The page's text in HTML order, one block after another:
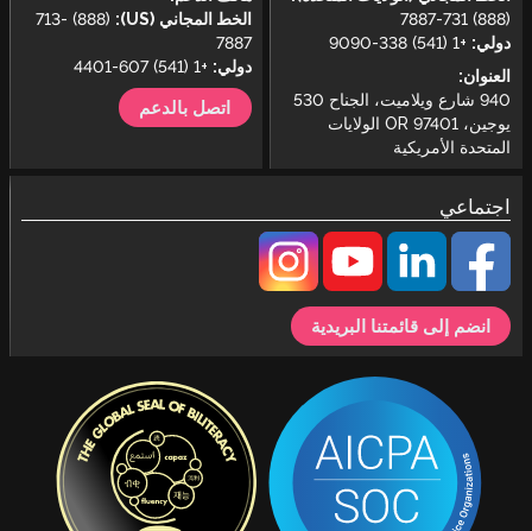
(888) 731-7887
دولي: +1 (541) 338-9090
العنوان:
940 شارع ويلاميت، الجناح 530
يوجين، OR 97401 الولايات
المتحدة الأمريكية
الخط المجاني (US):
(888) 713-
7887
دولي: +1 (541) 607-4401
اتصل بالدعم
اجتماعي
انضم إلى قائمتنا البريدية